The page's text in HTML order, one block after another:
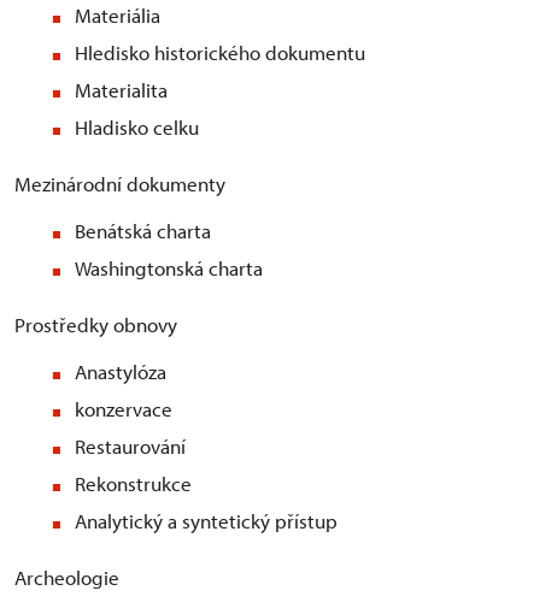
Materiália
Hledisko historického dokumentu
Materialita
Hladisko celku
Mezinárodní dokumenty
Benátská charta
Washingtonská charta
Prostředky obnovy
Anastylóza
konzervace
Restaurování
Rekonstrukce
Analytický a syntetický přístup
Archeologie